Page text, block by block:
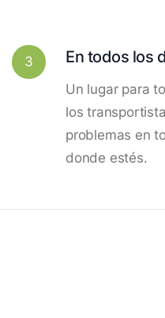
3 En todos los
Un lugar para
los
problemas en
donde estés.